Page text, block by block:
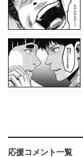
応援コメント一覧